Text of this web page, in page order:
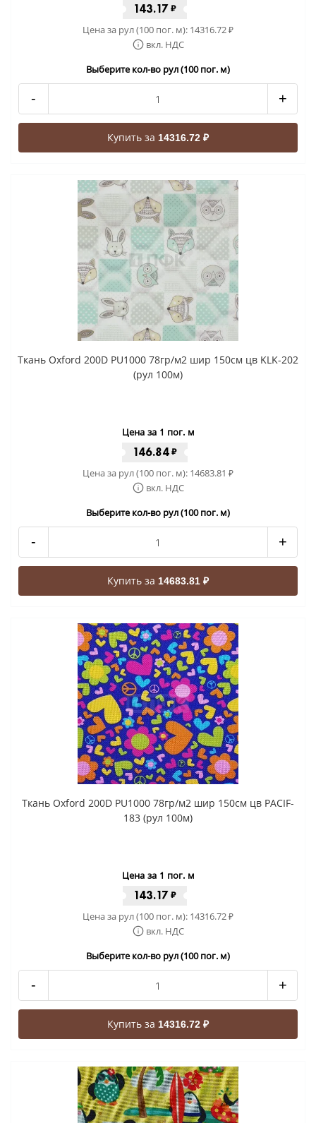
143.17 ₽
Цена за рул (100 пог. м): 14316.72₽
вкл. НДС
Выберите кол-во рул (100 пог. м)
- +
Купить за 14316.72 ₽
Ткань Oxford 200D PU1000 78гр/м2 шир 150см цв KLK-202
(рул 100м)
Цена за 1 пог. м
146.84 ₽
Цена за рул (100 пог. м): 14683.81 ₽
вкл. НДС
Выберите кол-во рул (100 пог. м)
- +
Купить за 14683.81 ₽
Ткань Oxford 200D PU1000 78гр/м2 шир 150см цв PACIF-
183 (рул 100м)
Цена за 1 пог. м
143.17 ₽
Цена за рул (100 пог. м): 14316.72₽
вкл. НДС
Выберите кол-во рул (100 пог. м)
- +
Купить за 14316.72 ₽